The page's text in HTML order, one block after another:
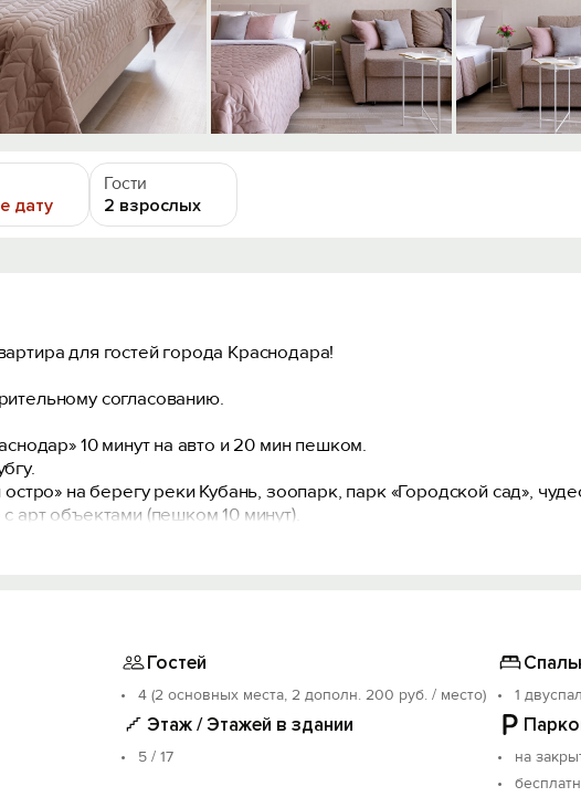
дату
Гости
2 взрослых
для гостей города Краснодара!
согласованию.
10 минут на авто и 20 мин пешком.
на берегу реки Кубань, зоопарк, парк «Городской сад»,
арт объектами (пешком 10 минут).
м круглосуточные магазины, аптеки, Магнит, Пятерочка.
города. Вы легко сможете доехать на авто или общественном
до аэропорта. Торговые центры Озмолл, СБС, Галерея в 15-20
Гостей
4 (2 основных места, 2 дополн. 200 руб. / место) 1
Этаж / Этажей в здании
5 / 17
на